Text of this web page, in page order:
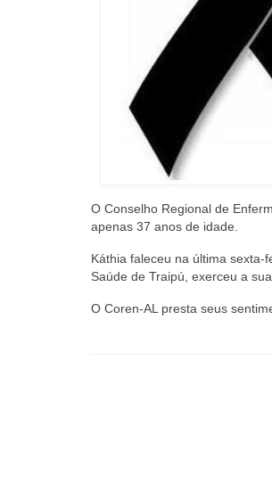
O Conselho Regional de
apenas 37 anos de idade.
Káthia faleceu na última
Saúde de Traipú, exerceu a
O Coren-AL presta seus